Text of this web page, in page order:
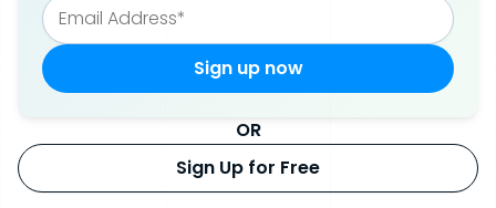
OR
Sign Up for Free